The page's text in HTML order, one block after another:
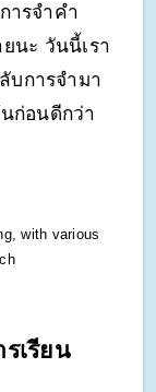
ารจำคำ
นะ วันนี้เรา
บการจำมา
ก่อนดีกว่า
เรียน